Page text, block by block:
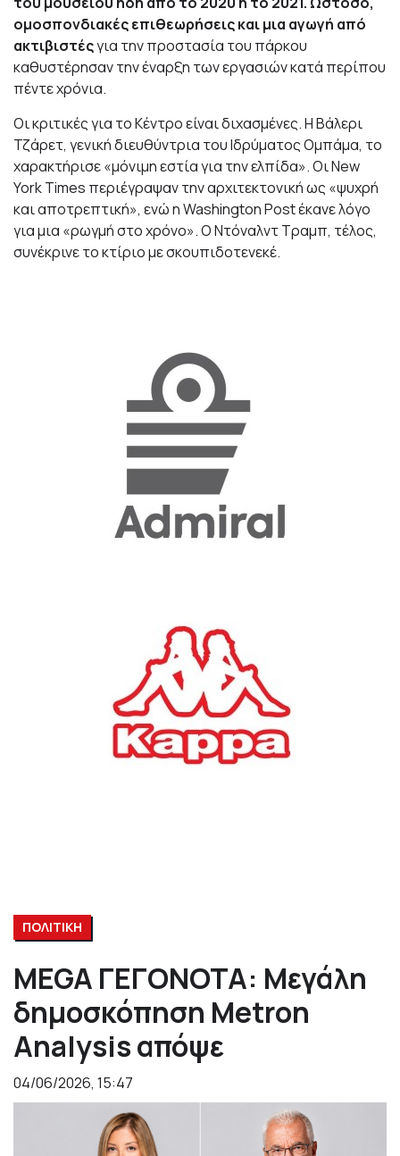
ομοσπονδιακές επιθεωρήσεις και μια αγωγή από
ακτιβιστέςγια την προστασία του πάρκου
καθυστέρησαν την έναρξη των εργασιών κατά περίπου
πέντε χρόνια.
Οι κριτικές για το Κέντρο είναι διχασμένες. Η Βάλερι
Τζάρετ, γενική διευθύντρια του Ιδρύματος Ομπάμα, το
χαρακτήρισε «μόνιμη εστία για την ελπίδα». Οι New
York Times περιέγραψαν την αρχιτεκτονική ως «ψυχρή
και αποτρεπτική», ενώ η Washington Post έκανε λόγο
για μια «ρωγμή στο χρόνο». Ο Ντόναλντ Τραμπ, τέλος,
συνέκρινε το κτίριο με σκουπιδοτενεκέ.
ΠΟΛΙΤΙΚΗ
MEGA ΓΕΓΟΝΟΤΑ: Μεγάλη
δημοσκόπηση Metron
Analysis απόψε
04/06/2026, 15:47